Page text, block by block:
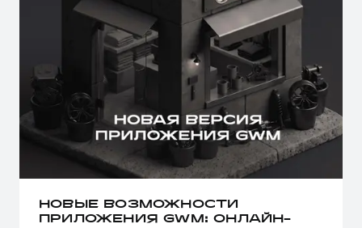
НОВЫЕ ВОЗМОЖНОСТИ
ПРИЛОЖЕНИЯ GWM: ОНЛАЙН-